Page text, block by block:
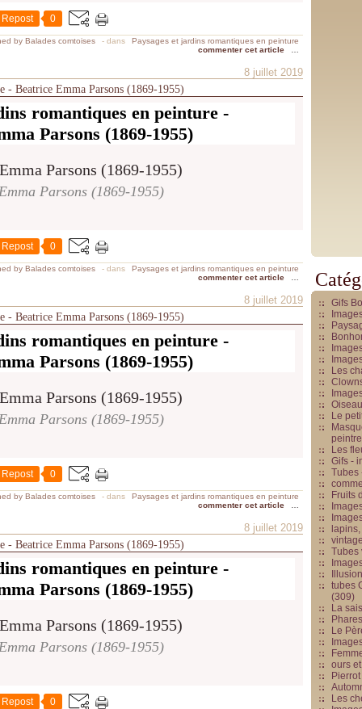
Repost 0
by Balades comtoises - dans
Paysages et jardins romantiques en peinture
commenter cet article
8 juillet 2019
- Beatrice Emma Parsons (1869-1955)
romantiques en peinture -
Parsons (1869-1955)
Parsons (1869-1955)
Repost 0
by Balades comtoises - dans
Paysages et jardins romantiques en peinture
commenter cet article
8 juillet 2019
- Beatrice Emma Parsons (1869-1955)
romantiques en peinture -
Parsons (1869-1955)
Parsons (1869-1955)
Repost 0
by Balades comtoises - dans
Paysages et jardins romantiques en peinture
commenter cet article
8 juillet 2019
- Beatrice Emma Parsons (1869-1955)
romantiques en peinture -
Parsons (1869-1955)
Parsons (1869-1955)
Repost 0
Gifs
Les
Le
Les
Gifs -
Tubes
Fruits
Tubes
tubes
(309)
La
Le
ours
Les